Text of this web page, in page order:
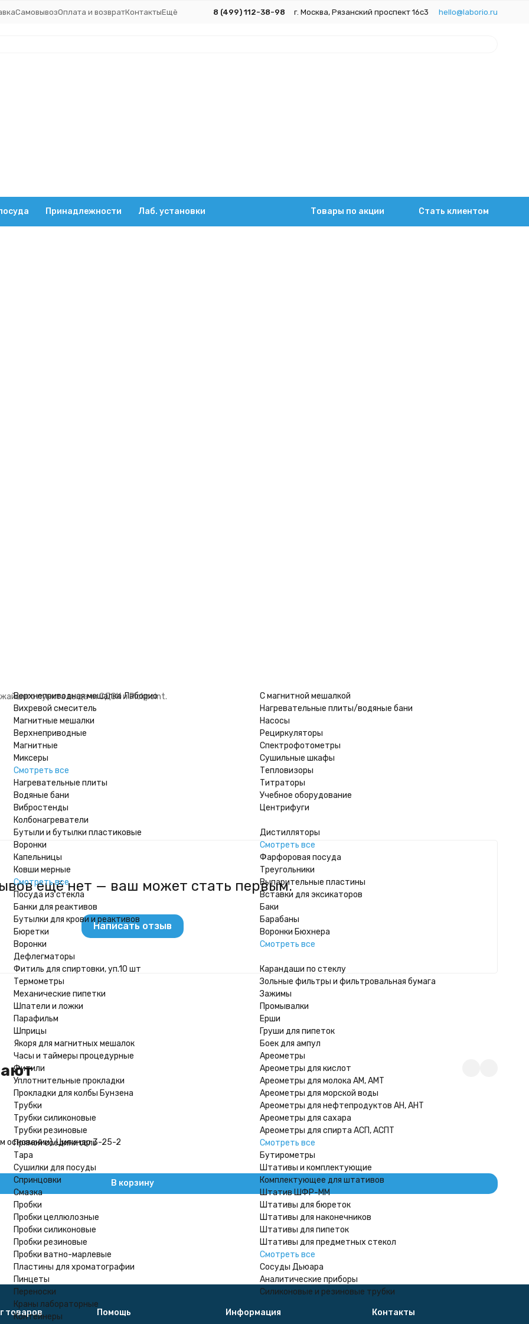
СамовывозОплата и возвратКонтактыЕщё 8 (499) 112-38-98 г. Москва, Рязанский проспект 16с3 hello@laborio.ru
Принадлежности Лаб. установки Товары по акции Стать клиентом
Верхнеприводная мешалка Лаборио
Вихревой смеситель
Магнитные мешалки
Верхнеприводные
Магнитные
Миксеры
Смотреть все
Нагревательные плиты
Водяные бани
Вибростенды
Колбонагреватели
С магнитной мешалкой
Нагревательные плиты/водяные бани
Насосы
Рециркуляторы
Спектрофотометры
Сушильные шкафы
Тепловизоры
Титраторы
Учебное оборудование
Центрифуги
Бутыли и бутылки пластиковые
Воронки
Капельницы
Ковши мерные
Смотреть все
Посуда из стекла
Банки для реактивов
Бутылки для крови и реактивов
Бюретки
Воронки
Дефлегматоры
Дистилляторы
Смотреть все
Фарфоровая посуда
Треугольники
Выпарительные пластины
Вставки для эксикаторов
Баки
Барабаны
Воронки Бюхнера
Смотреть все
Фитиль для спиртовки, уп.10 шт
Термометры
Механические пипетки
Шпатели и ложки
Парафильм
Шприцы
Якоря для магнитных мешалок
Часы и таймеры процедурные
Фитили
Уплотнительные прокладки
Прокладки для колбы Бунзена
Трубки
Трубки силиконовые
Трубки резиновые
Прямой соединитель
Тара
Сушилки для посуды
Спринцовки
Смазка
Пробки
Пробки целлюлозные
Пробки силиконовые
Пробки резиновые
Пробки ватно-марлевые
Пластины для хроматографии
Пинцеты
Переноски
Краны лабораторные
Контейнеры
Карандаши по стеклу
Зольные фильтры и фильтровальная бумага
Зажимы
Промывалки
Ерши
Груши для пипеток
Боек для ампул
Ареометры
Ареометры для кислот
Ареометры для молока АМ, АМТ
Ареометры для морской воды
Ареометры для нефтепродуктов АН, АНТ
Ареометры для сахара
Ареометры для спирта АСП, АСПТ
Смотреть все
Бутирометры
Штативы и комплектующие
Комплектующее для штативов
Штатив ШФР-ММ
Штативы для бюреток
Штативы для наконечников
Штативы для пипеток
Штативы для предметных стекол
Смотреть все
Сосуды Дьюара
Аналитические приборы
Силиконовые и резиновые трубки
Мы доставим Цилиндр 100 мл (мерный: исполнение 3 - на полиэтиленовом основании), Цилиндр 3-100-2 по Москве и в
пункта выдачи СДЭК и Pickpoint.
ещё нет — ваш может стать первым.
Написать отзыв
основании), Цилиндр 3-25-2
В корзину
товаров Помощь Информация Контакты